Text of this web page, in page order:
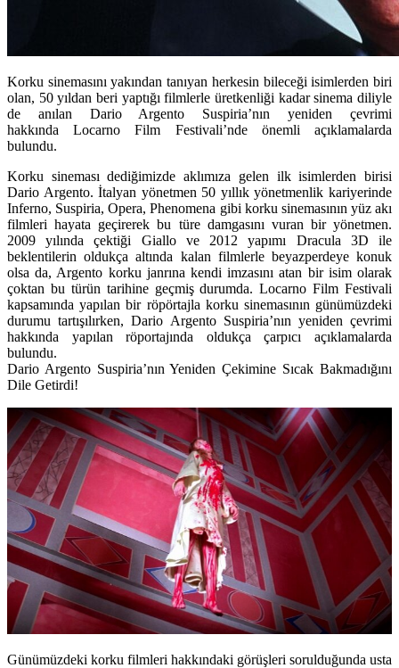
Korku sinemasını yakından tanıyan herkesin bileceği isimlerden biri
olan, 50 yıldan beri yaptığı filmlerle üretkenliği kadar sinema diliyle
de anılan Dario Argento Suspiria’nın yeniden çevrimi
hakkında Locarno Film Festivali’nde önemli açıklamalarda
bulundu.
Korku sineması dediğimizde aklımıza gelen ilk isimlerden birisi
Dario Argento. İtalyan yönetmen 50 yıllık yönetmenlik kariyerinde
Inferno, Suspiria,Opera,Phenomena gibi korku sinemasının yüz akı
filmleri hayata geçirerek bu türe damgasını vuran bir yönetmen.
2009 yılında çektiği Giallove 2012 yapımı Dracula 3D ile
beklentilerin oldukça altında kalan filmlerle beyazperdeye konuk
olsa da, Argento korku janrına kendi imzasını atan bir isim olarak
çoktan bu türün tarihine geçmiş durumda. Locarno Film Festivali
kapsamında yapılan bir röpörtajla korku sinemasının günümüzdeki
durumu tartışılırken, Dario Argento Suspiria’nın yeniden çevrimi
hakkında yapılan röportajında oldukça çarpıcı açıklamalarda
bulundu.
Dario Argento Suspiria’nın Yeniden Çekimine Sıcak Bakmadığını
Dile Getirdi!
Günümüzdeki korku filmleri hakkındaki görüşleri sorulduğunda usta